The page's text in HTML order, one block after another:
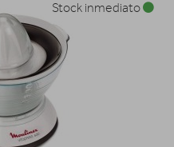
Stock inmediato